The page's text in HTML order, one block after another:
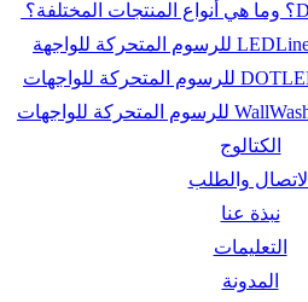
الكتالوج
الاتصال والطلب
نبذة عنا
التعليمات
المدونة